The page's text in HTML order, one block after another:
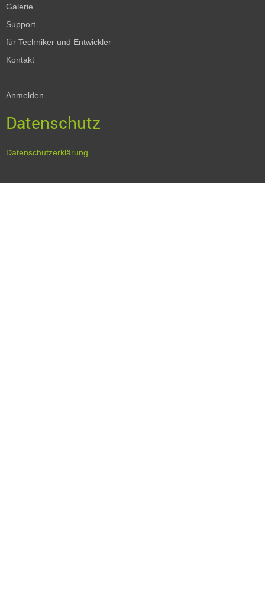
Galerie
Support
für Techniker und Entwickler
Kontakt
Anmelden
Datenschutz
Datenschutzerklärung